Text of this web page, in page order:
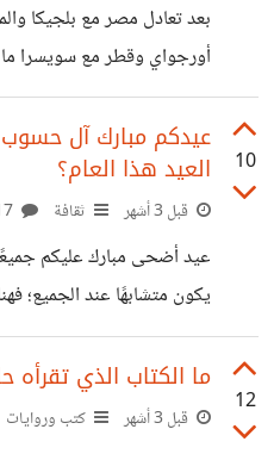
ويملك هؤلاء الأشخاص
مشروبات مختلفة، ويتناول
الطعام. 2- الرجل الأسترالي يعيش في منزل بابه أحمر. 3-
بعد تعادل مصر مع بلجيكا
أورجواي وقطر مع سويسرا
تستطيع أن ترفع من أدائها
والعراق وأتوقع لهم الفوز أو
تغيرت هذا المونديال تغير
واستثمارهم واضح بأداء
أروع المبارايات التي قاموا
10 العيد هذا العام؟
قبل 3 أشهر ثقافة
عيد أضحى مبارك عليكم
يكون متشابهًا عند الجميع؛
من يمر عليه أثناء العمل أو
أو حتى بالدراسة، ومع ذلك
الخاص بالعيد بطريقته. قد
12
ما الكتاب الذي تقرأه
قبل 3 أشهر كتب وروايات